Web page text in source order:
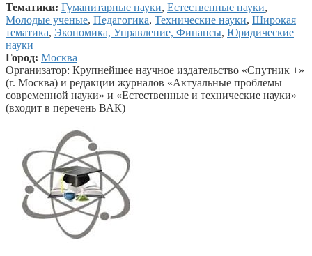
Тематики: Гуманитарные науки, Естественные науки,
Молодые ученые, Педагогика, Технические науки, Широкая
тематика, Экономика, Управление, Финансы, Юридические
науки
Город: Москва
Организатор: Крупнейшее научное издательство «Спутник +»
(г. Москва) и редакции журналов «Актуальные проблемы
современной науки» и «Естественные и технические науки»
(входит в перечень ВАК)